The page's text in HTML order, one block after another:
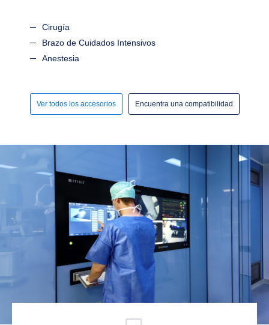
Cirugía
Brazo de Cuidados Intensivos
Anestesia
Ver todos los accesorios Encuentra una compatibilidad